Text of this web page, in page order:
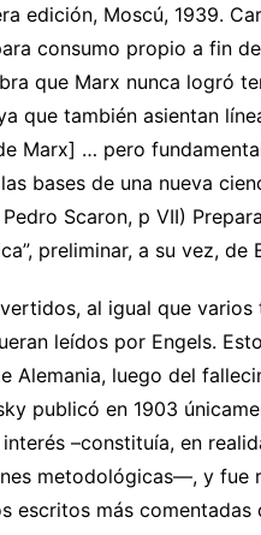
edición, Moscú, 1939.
consumo propio a fin
que Marx nunca logró
que también asientan
Marx] … pero
bases de una nueva
Scaron, p VII)
preliminar, a su vez, de
al igual que
leídos por Engels.
Alemania, luego del
publicó en 1903
–constituía, en
metodológicas—, y fue
escritos más comentadas